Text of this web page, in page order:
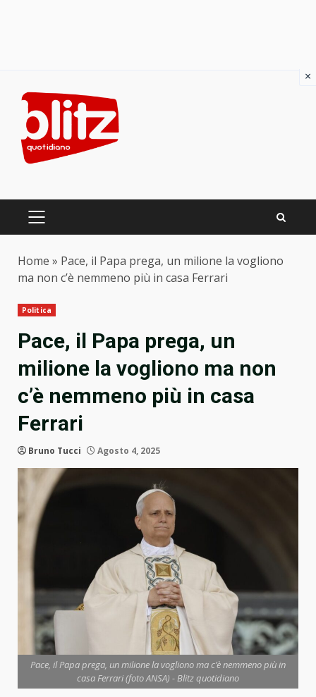
content
PRIMARY
Home » Pace, il Papa prega, un milione la vogliono
ma non c’è nemmeno più in casa Ferrari
Politica
Pace, il Papa prega, un
milione la vogliono ma non
c’è nemmeno più in casa
Ferrari
Bruno Tucci Agosto 4, 2025
Pace, il Papa prega, un milione la vogliono ma c’è nemmeno più in
casa Ferrari (foto ANSA) - Blitz quotidiano
×